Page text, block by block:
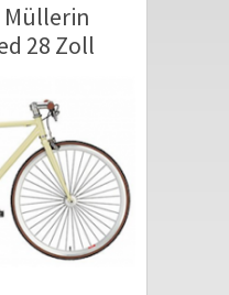
Müllerin
28 Zoll